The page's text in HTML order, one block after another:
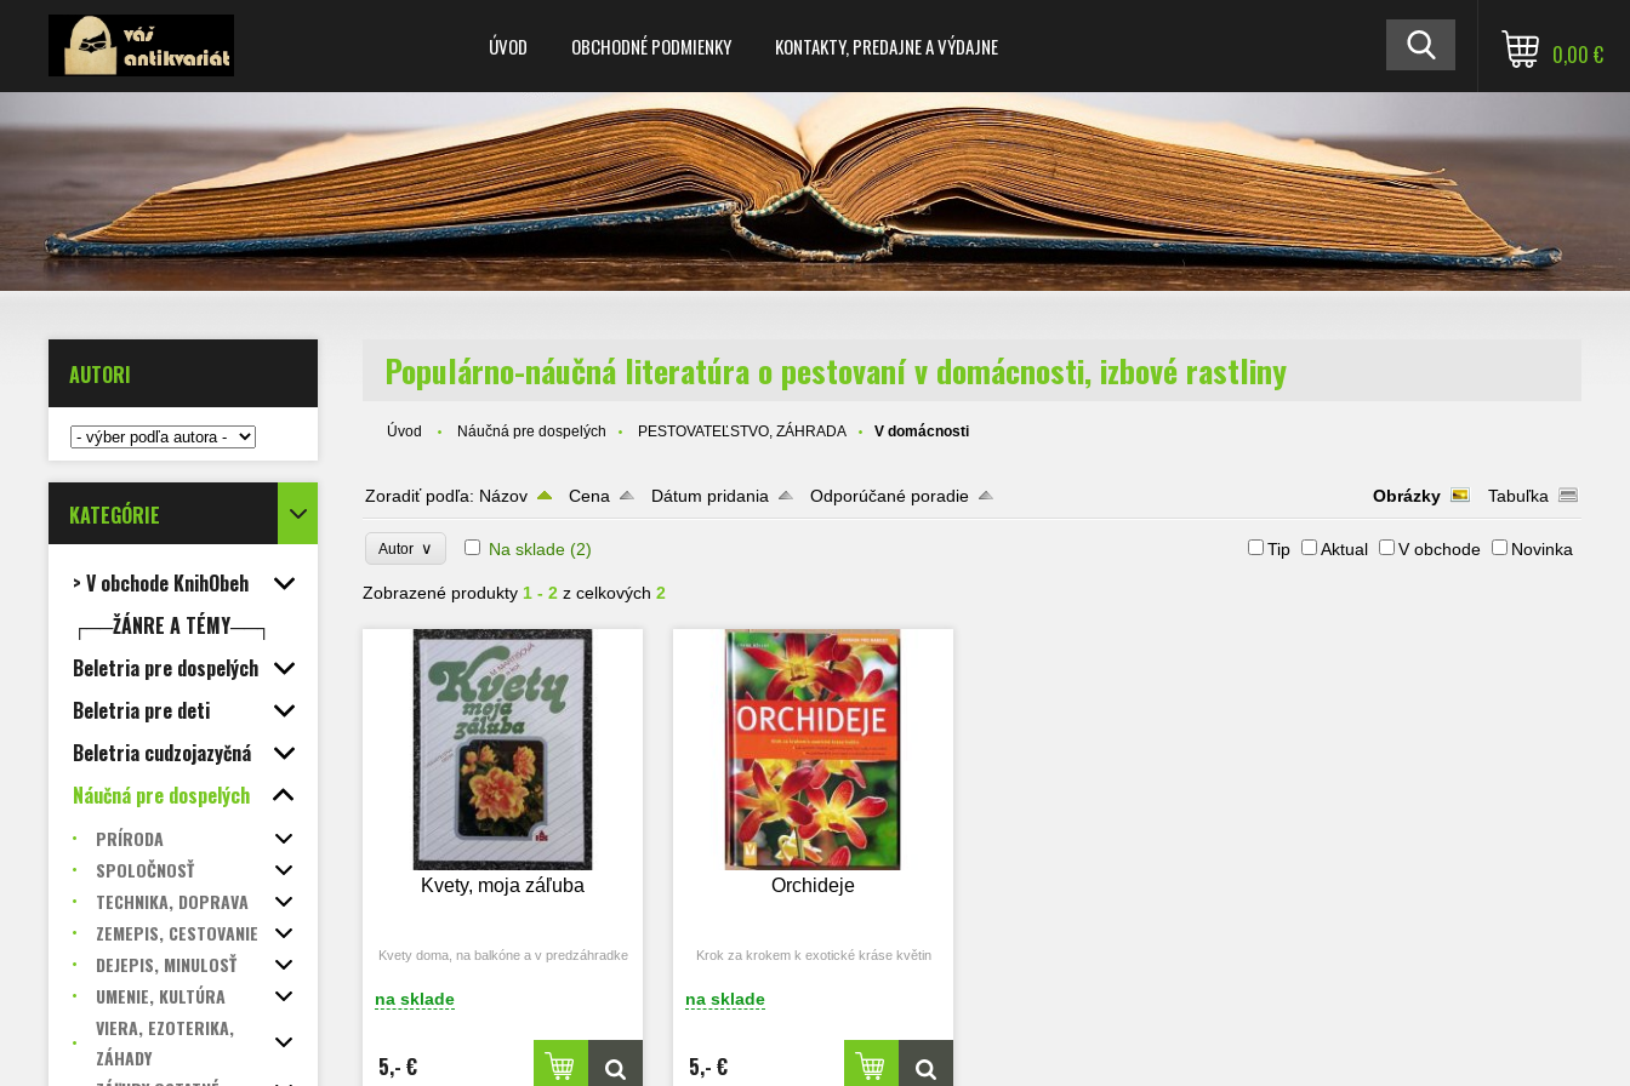
ÚVOD OBCHODNÉ PODMIENKY KONTAKTY, PREDAJNE A VÝDAJNE 0,00 €
AUTORI
KATEGÓRIE
> V obchode KnihObeh
┌──ŽÁNRE A TÉMY──┐
Beletria pre dospelých
Beletria pre deti
Beletria cudzojazyčná
Náučná pre dospelých
PRÍRODA
SPOLOČNOSŤ
TECHNIKA, DOPRAVA
ZEMEPIS, CESTOVANIE
DEJEPIS, MINULOSŤ
UMENIE, KULTÚRA
VIERA, EZOTERIKA,
ZÁHADY
Populárno-náučná literatúra o pestovaní v domácnosti, izbové rastliny
Úvod Náučná pre dospelých PESTOVATEĽSTVO, ZÁHRADA V domácnosti
Zoradiť podľa: Názov Cena Dátum pridania Odporúčané poradie Obrázky Tabuľka
Autor ∨ Na sklade (2) Tip Aktual V obchode Novinka
Zobrazené produkty 1 - 2 z celkových2
Kvety, moja záľuba
Kvety doma, na balkóne a v predzáhradke
na sklade
5,- €
Orchideje
Krok za krokem k exotické kráse květin
na sklade
5,- €